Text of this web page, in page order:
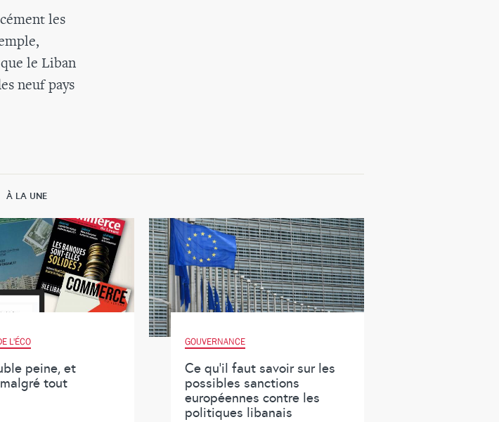
les
le Liban
neuf pays
À LA UNE
L'ÉCO
peine, et
malgré tout
GOUVERNANCE
Ce qu’il faut savoir sur les
possibles sanctions
européennes contre les
politiques libanais